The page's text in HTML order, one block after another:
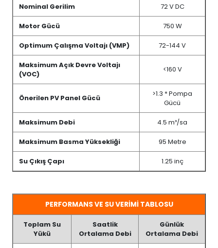
Nominal Gerilim 72 V DC
Motor Gücü 750 W
Optimum Çalışma Voltajı (VMP) 72-144 V
Maksimum Açık Devre Voltajı
(VOC)
<160 V
Önerilen PV Panel Gücü
>1.3 * Pompa
Gücü
Maksimum Debi 4.5 m³/sa
Maksimum Basma Yüksekliği 95 Metre
Su Çıkış Çapı 1.25 inç
PERFORMANS VE SU VERİMİ TABLOSU
Toplam Su
Yükü
Saatlik
Ortalama Debi
Günlük
Ortalama Debi